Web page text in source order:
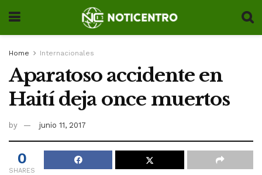
Home Internacionales
Aparatoso accidente en
Haití deja once muertos
by junio 11, 2017
0
SHARES